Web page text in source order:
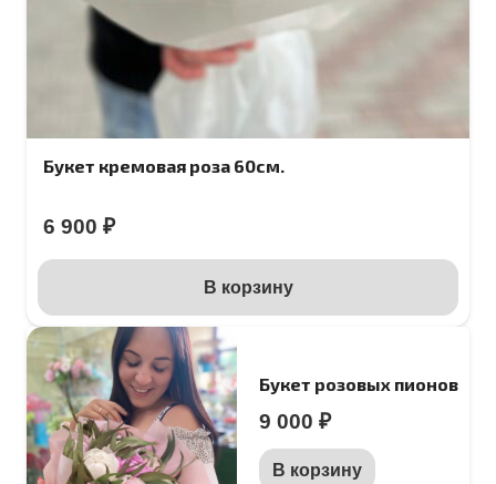
Букет кремовая роза 60см.
6 900 ₽
В корзину
Букет розовых пионов
9 000 ₽
В корзину